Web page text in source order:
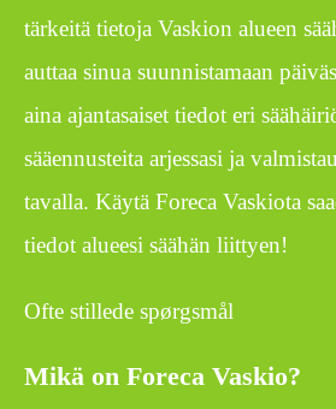
tärkeitä tietoja Vaskion alueen
auttaa sinua suunnistamaan
aina ajantasaiset tiedot eri
sääennusteita arjessasi ja
tavalla. Käytä Foreca Vaskiota
tiedot alueesi säähän liittyen!
Ofte stillede spørgsmål
Mikä on Foreca Vaskio?